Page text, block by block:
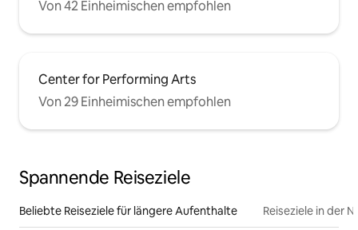
Von 42 Einheimischen empfohlen
Center for Performing Arts
Von 29 Einheimischen empfohlen
Spannende Reiseziele
Beliebte Reiseziele für längere Aufenthalte Reiseziele in der